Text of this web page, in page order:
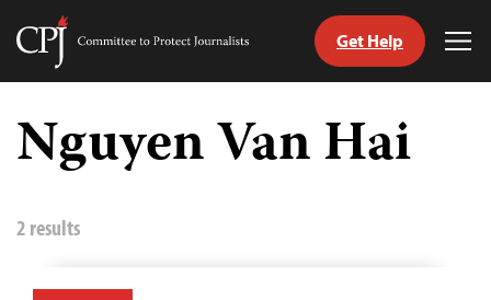
Skip
content
Committee
Journalists
Get Help
Nguyen Van Hai
2 results